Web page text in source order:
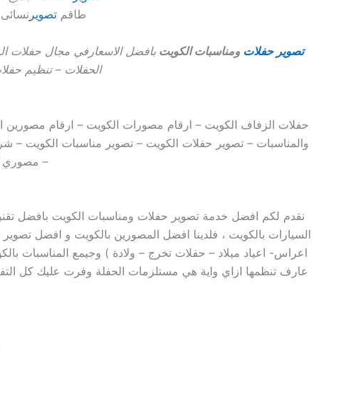
طاقمتصوير
تصوير حفلاتومناسبات الكويتبافضل الاسعارفي مجال حفلات
الحفلات – تنظيم
حفلات الزفاف الكويت – ارقام مصورات الكويت – ارقام مصورين
والمناسبات – تصوير حفلات الكويت – تصوير مناسبات
– مصوري
نقدم لكم افضل خدمة تصوير حفلات ومناسبات الكويت بافضل
السيارات بالكويت ، فلدينا افضل المصورين بالكويت و افضل
اعراس- اعياد ميلاد – حفلات تخرج – ولادة ) وجيمع المناسبات
عارف تنظمها ازاي واية هي مستلزمات الحفلة وفرت عليك كل